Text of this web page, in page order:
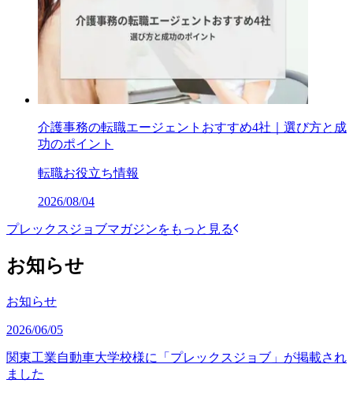
介護事務の転職エージェントおすすめ4社｜選び方と成
功のポイント
転職お役立ち情報
2026/08/04
プレックスジョブマガジンをもっと見る
お知らせ
お知らせ
2026/06/05
関東工業自動車大学校様に「プレックスジョブ」が掲載され
ました